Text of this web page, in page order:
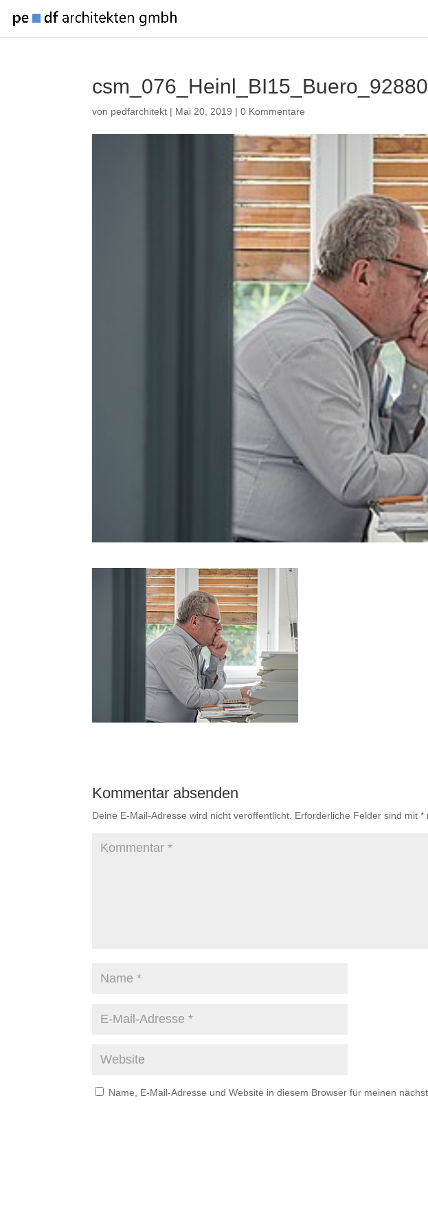
von pedfarchitekt | Mai 20, 2019 |0 Kommentare
Kommentar absenden
Deine E-Mail-Adresse wird nicht veröffentlicht. Erforderliche Felder sind mit*
Name, E-Mail-Adresse und Website in diesem Browser für meinen